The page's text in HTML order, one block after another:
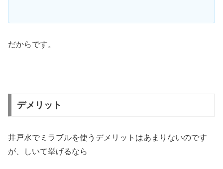
だからです。
デメリット
井戸水でミラブルを使うデメリットはあまりないのです
が、しいて挙げるなら